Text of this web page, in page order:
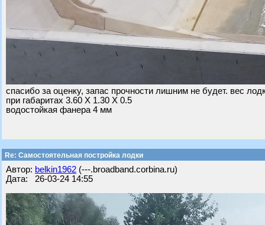
спасибо за оценку, запас прочности лишним не будет. вес
при габаритах 3.60 Х 1.30 Х 0.5
водостойкая фанера 4 мм
Re: Самостоятельная постройка лодки
Автор: belkin1962 (---.broadband.corbina.ru)
Дата: 26-03-24 14:55